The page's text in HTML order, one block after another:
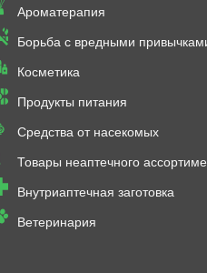
Ароматерапия
Борьба с вредными
Косметика
Продукты питания
Средства от насекомых
Товары неаптечного
Внутриаптечная заготовка
Ветеринария